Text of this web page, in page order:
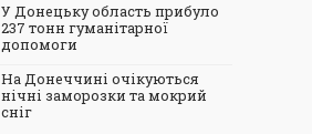
У Донецьку область прибуло
237 тонн гуманітарної
допомоги
На Донеччині очікуються
нічні заморозки та мокрий
сніг